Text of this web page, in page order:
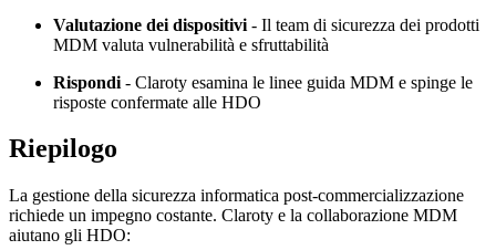
Valutazione dei dispositivi - Il team di sicurezza dei prodotti
MDM valuta vulnerabilità e sfruttabilità
Rispondi - Claroty esamina le linee guida MDM e spinge le
risposte confermate alle HDO
Riepilogo
La gestione della sicurezza informatica post-commercializzazione
richiede un impegno costante. Claroty e la collaborazione MDM
aiutano gli HDO: